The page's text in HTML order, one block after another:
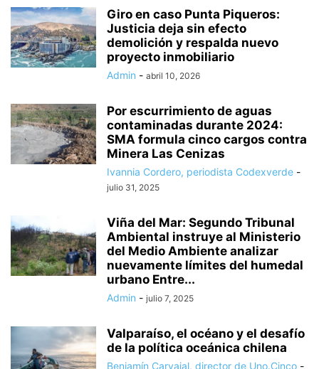
Giro en caso Punta Piqueros:
Justicia deja sin efecto
demolición y respalda nuevo
proyecto inmobiliario
Admin - abril 10, 2026
Por escurrimiento de aguas
contaminadas durante 2024:
SMA formula cinco cargos contra
Minera Las Cenizas
Ivannia Cordero, periodista Codexverde -
julio 31, 2025
Viña del Mar: Segundo Tribunal
Ambiental instruye al Ministerio
del Medio Ambiente analizar
nuevamente límites del humedal
urbano Entre...
Admin - julio 7, 2025
Valparaíso, el océano y el desafío
de la política oceánica chilena
Benjamín Carvajal, director de Uno.Cinco -